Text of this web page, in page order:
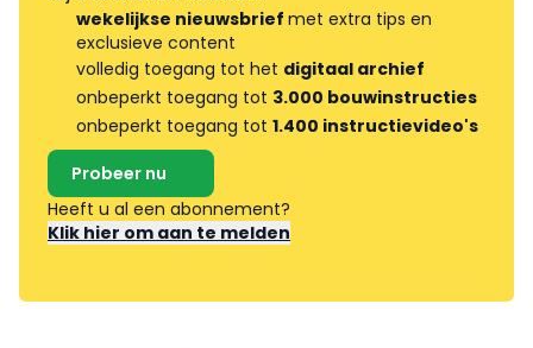
wekelijkse nieuwsbrief met extra tips en
exclusieve content
volledig toegang tot het digitaal archief
onbeperkt toegang tot 3.000 bouwinstructies
onbeperkt toegang tot 1.400 instructievideo's
Probeer nu
Heeft u al een abonnement?
Klik hier om aan te melden